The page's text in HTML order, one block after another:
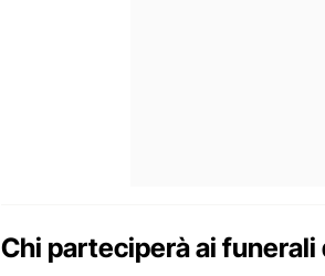
Chi parteciperà ai funerali